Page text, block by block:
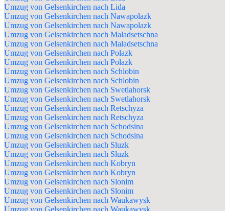
Umzug von Gelsenkirchen nach Lida
Umzug von Gelsenkirchen nach Nawapolazk
Umzug von Gelsenkirchen nach Nawapolazk
Umzug von Gelsenkirchen nach Maladsetschna
Umzug von Gelsenkirchen nach Maladsetschna
Umzug von Gelsenkirchen nach Polazk
Umzug von Gelsenkirchen nach Polazk
Umzug von Gelsenkirchen nach Schlobin
Umzug von Gelsenkirchen nach Schlobin
Umzug von Gelsenkirchen nach Swetlahorsk
Umzug von Gelsenkirchen nach Swetlahorsk
Umzug von Gelsenkirchen nach Retschyza
Umzug von Gelsenkirchen nach Retschyza
Umzug von Gelsenkirchen nach Schodsina
Umzug von Gelsenkirchen nach Schodsina
Umzug von Gelsenkirchen nach Sluzk
Umzug von Gelsenkirchen nach Sluzk
Umzug von Gelsenkirchen nach Kobryn
Umzug von Gelsenkirchen nach Kobryn
Umzug von Gelsenkirchen nach Slonim
Umzug von Gelsenkirchen nach Slonim
Umzug von Gelsenkirchen nach Waukawysk
Umzug von Gelsenkirchen nach Waukawysk